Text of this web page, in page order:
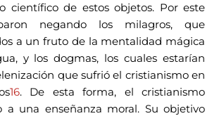
científico de estos objetos. Por este
negando los milagros, que
a un fruto de la mentalidad mágica
y los dogmas, los cuales estarían
que sufrió el cristianismo en
16. De esta forma, el cristianismo
a una enseñanza moral. Su objetivo